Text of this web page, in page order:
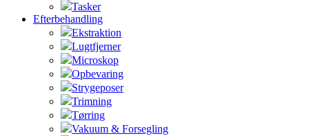
Tasker
Efterbehandling
Ekstraktion
Lugtfjerner
Microskop
Opbevaring
Strygeposer
Trimning
Tørring
Vakuum & Forsegling